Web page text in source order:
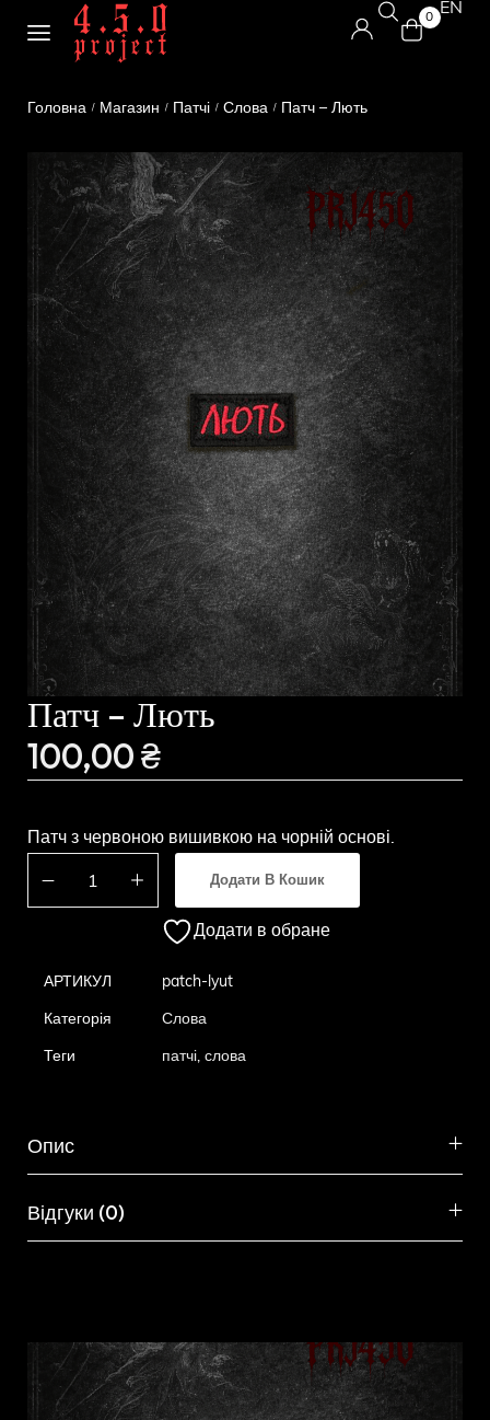
0 EN
Головна / Магазин / Патчі / Слова / Патч – Лють
Патч – Лють
100,00₴
Патч з червоною вишивкою на чорній основі.
Додати В Кошик
Додати в обране
АРТИКУЛ patch-lyut
Категорія Слова
Теги патчі, слова
Опис
Відгуки (0)